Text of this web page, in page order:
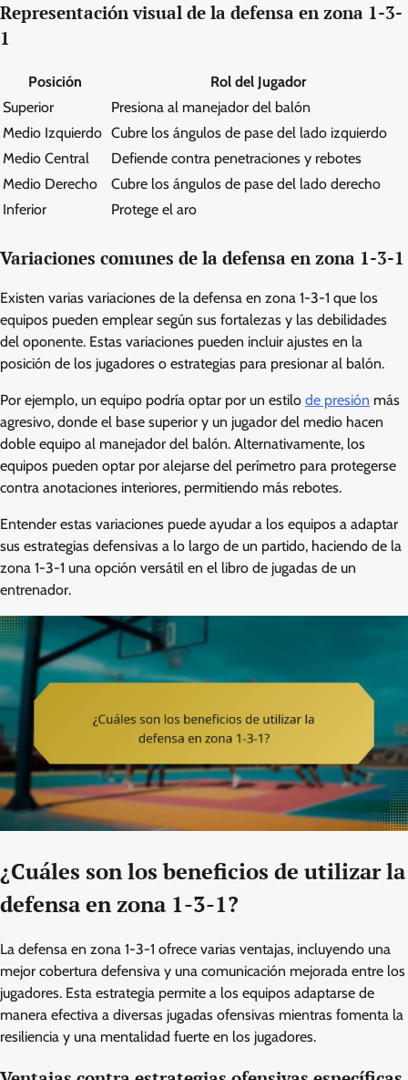
Representación visual de la defensa en zona 1-3-
1
Posición
Rol del Jugador
Superior
Presiona al manejador del balón
Medio Izquierdo Cubre los ángulos de pase del lado izquierdo
Medio Central
Defiende contra penetraciones y rebotes
Medio Derecho
Cubre los ángulos de pase del lado derecho
Inferior
Protege el aro
Variaciones comunes de la defensa en zona 1-3-1
Existen varias variaciones de la defensa en zona 1-3-1 que los
equipos pueden emplear según sus fortalezas y las debilidades
del oponente. Estas variaciones pueden incluir ajustes en la
posición de los jugadores o estrategias para presionar al balón.
Por ejemplo, un equipo podría optar por un estilo de presión más
agresivo, donde el base superior y un jugador del medio hacen
doble equipo al manejador del balón. Alternativamente, los
equipos pueden optar por alejarse del perímetro para protegerse
contra anotaciones interiores, permitiendo más rebotes.
Entender estas variaciones puede ayudar a los equipos a adaptar
sus estrategias defensivas a lo largo de un partido, haciendo de la
zona 1-3-1 una opción versátil en el libro de jugadas de un
entrenador.
¿Cuáles son los beneficios de utilizar la
defensa en zona 1-3-1?
La defensa en zona 1-3-1 ofrece varias ventajas, incluyendo una
mejor cobertura defensiva y una comunicación mejorada entre los
jugadores. Esta estrategia permite a los equipos adaptarse de
manera efectiva a diversas jugadas ofensivas mientras fomenta la
resiliencia y una mentalidad fuerte en los jugadores.